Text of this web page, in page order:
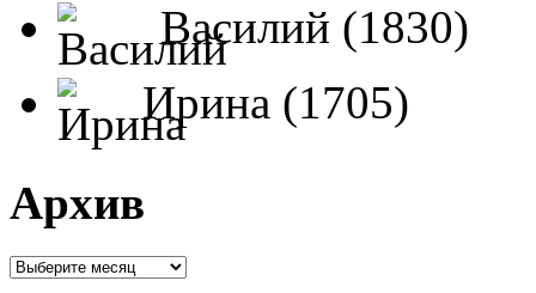
Василий (1830)
Ирина (1705)
Архив